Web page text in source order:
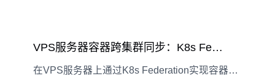
VPS服务器容器跨集群同步：K8s Federation配置指南
在VPS服务器上通过K8s Federation实现容器跨集群同步，可提升应用高可用性与扩展性。本文详解环境准备、配置步骤及验证方法，附实际案例与问题排查指南。